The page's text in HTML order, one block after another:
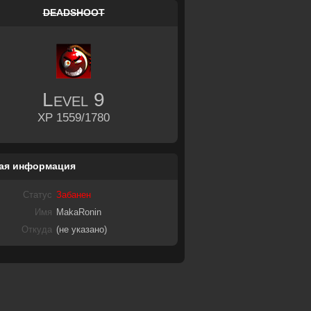
DEADSHOOT
Level 9
XP 1559/1780
информация
Статус Забанен
Имя
MakaRonin
Откуда (не указано)